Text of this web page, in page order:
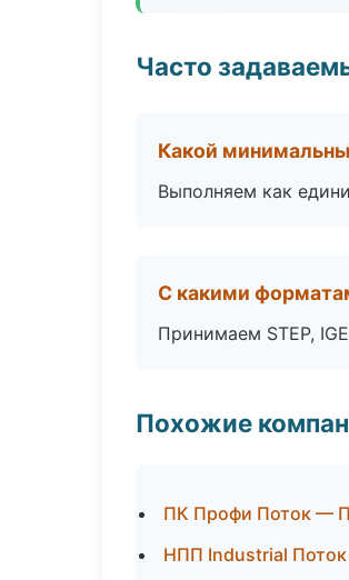
Часто
Какой
Выполняем как
С какими
Принимаем STEP,
Похожие
ПК Профи Поток —
НПП Industrial